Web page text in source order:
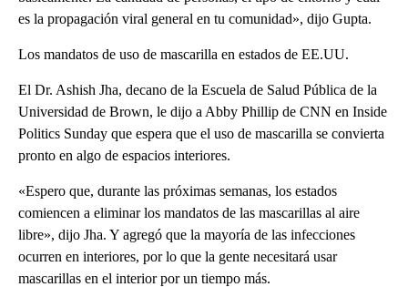
es la propagación viral general en tu comunidad», dijo Gupta.
Los mandatos de uso de mascarilla en estados de EE.UU.
El Dr. Ashish Jha, decano de la Escuela de Salud Pública de la
Universidad de Brown, le dijo a Abby Phillip de CNN en Inside
Politics Sunday que espera que el uso de mascarilla se convierta
pronto en algo de espacios interiores.
«Espero que, durante las próximas semanas, los estados
comiencen a eliminar los mandatos de las mascarillas al aire
libre», dijo Jha. Y agregó que la mayoría de las infecciones
ocurren en interiores, por lo que la gente necesitará usar
mascarillas en el interior por un tiempo más.